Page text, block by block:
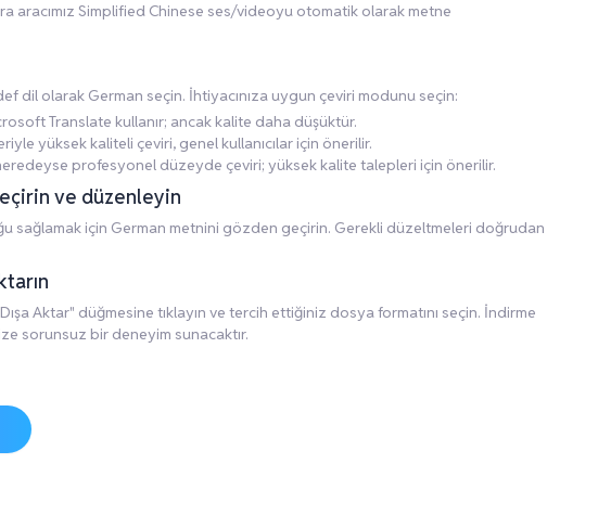
aracımız Simplified Chinese ses/videoyu otomatik olarak metne
dil olarak German seçin. İhtiyacınıza uygun çeviri modunu seçin:
Translate kullanır; ancak kalite daha düşüktür.
yüksek kaliteli çeviri, genel kullanıcılar için önerilir.
profesyonel düzeyde çeviri; yüksek kalite talepleri için önerilir.
ve düzenleyin
sağlamak için German metnini gözden geçirin. Gerekli düzeltmeleri doğrudan
Aktar" düğmesine tıklayın ve tercih ettiğiniz dosya formatını seçin. İndirme
sorunsuz bir deneyim sunacaktır.